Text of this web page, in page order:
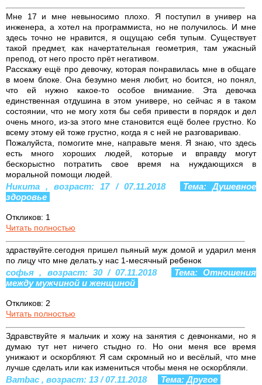
Мне 17 и мне невыносимо плохо. Я поступил в универ на
инженера, а хотел на программиста, но не получилось. И мне
здесь точно не нравится, я ощущаю себя тупым. Существует
такой предмет, как начертательная геометрия, там ужасный
препод, от него просто прёт негативом.
Расскажу ещё про девочку, которая понравилась мне в общаге
в моем блоке. Она безумно меня любит, но боится, но понял,
что ей нужно какое-то особое внимание. Эта девочка
единственная отдушина в этом универе, но сейчас я в таком
состоянии, что не могу хотя бы себя привести в порядок и дел
очень много, из-за этого мне становится ещё более грустно. Ко
всему этому ей тоже грустно, когда я с ней не разговариваю.
Пожалуйста, помогите мне, направьте меня. Я знаю, что здесь
есть много хороших людей, которые и вправду могут
бескорыстно потратить свое время на нуждающихся в
моральной помощи людей.
Никита , возраст: 17 / 07.11.2018
Тема: Душевное
здоровье
Откликов: 1
Читать полностью
здраствуйте.сегодня пришел пьяный муж домой и ударил меня
по лицу что мне делать.у нас 1-месячный ребенок
софья , возраст: 30 / 07.11.2018
Тема: Отношения
между мужчиной и женщиной
Откликов: 2
Читать полностью
Здравствуйте я мальчик и хожу на занятия с девчонками, но я
думаю тут нет ничего стыдно го. Но они меня все время
унижают и оскорбляют. Я сам скромный но и весёлый, что мне
лучше сделать или как измениться чтобы меня не оскорбляли.
Bambac , возраст: 13 / 07.11.2018 Тема: Другое